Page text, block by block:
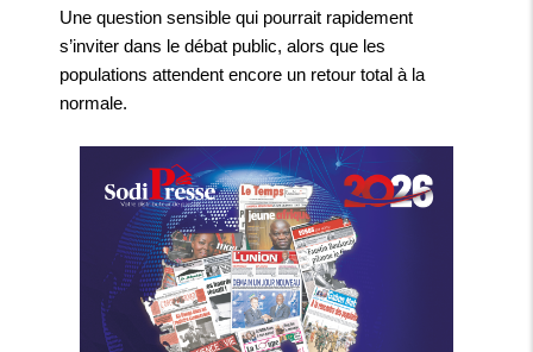
Une question sensible qui pourrait rapidement
s’inviter dans le débat public, alors que les
populations attendent encore un retour total à la
normale.